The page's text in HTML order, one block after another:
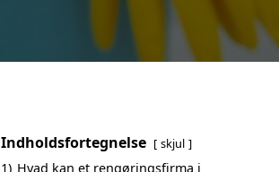
Indholdsfortegnelse skjul
1) Hvad kan et rengøringsfirma i